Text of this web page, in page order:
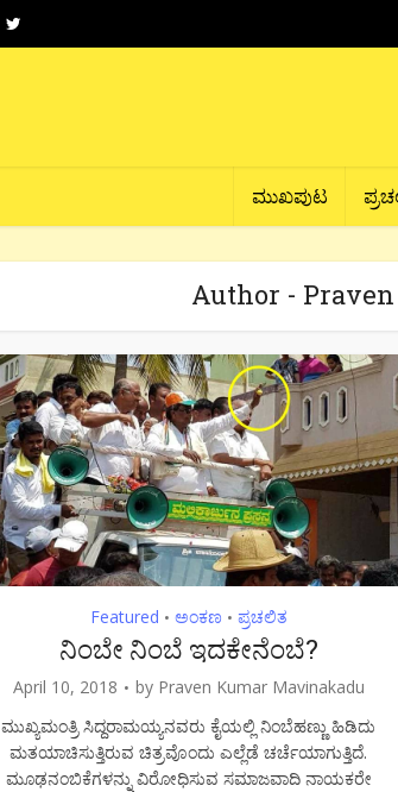
ಮುಖಪುಟ
Author -
Featured • ಅಂಕಣ • ಪ್ರಚಲಿತ
ನಿಂಬೇ ನಿಂಬೆ ಇದಕೇನೆಂಬೆ?
April 10, 2018 by Praven Kumar Mavinakadu
ಮುಖ್ಯಮಂತ್ರಿ ಸಿದ್ದರಾಮಯ್ಯನವರು ಕೈಯಲ್ಲಿ ನಿಂಬೆಹಣ್ಣು ಹಿಡಿದು
ಮತಯಾಚಿಸುತ್ತಿರುವ ಚಿತ್ರವೊಂದು ಎಲ್ಲೆಡೆ ಚರ್ಚೆಯಾಗುತ್ತಿದೆ.
ಮೂಢನಂಬಿಕೆಗಳನ್ನು ವಿರೋಧಿಸುವ ಸಮಾಜವಾದಿ ನಾಯಕರೇ